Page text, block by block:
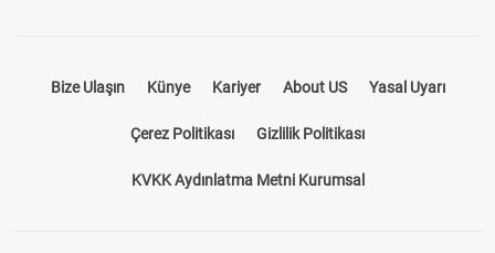
Bize Ulaşın Künye Kariyer About US Yasal Uyarı
Çerez Politikası Gizlilik Politikası
KVKK Aydınlatma Metni Kurumsal